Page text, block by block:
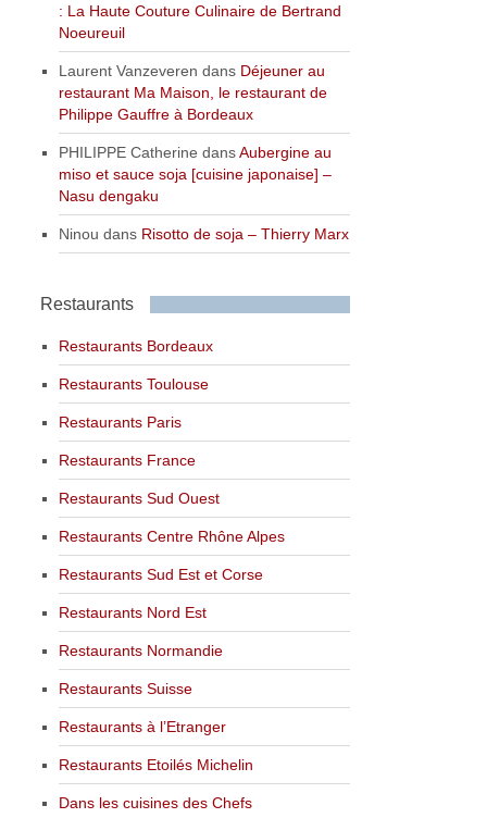
: La Haute Couture Culinaire de Bertrand
Noeureuil
Laurent Vanzeveren dans Déjeuner au
restaurant Ma Maison, le restaurant de
Philippe Gauffre à Bordeaux
PHILIPPE Catherine dansAubergine au
miso et sauce soja [cuisine japonaise] –
Nasu dengaku
Ninou dans Risotto de soja – Thierry Marx
Restaurants
Restaurants Bordeaux
Restaurants Toulouse
Restaurants Paris
Restaurants France
Restaurants Sud Ouest
Restaurants Centre Rhône Alpes
Restaurants Sud Est et Corse
Restaurants Nord Est
Restaurants Normandie
Restaurants Suisse
Restaurants à l’Etranger
Restaurants Etoilés Michelin
Dans les cuisines des Chefs